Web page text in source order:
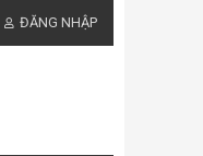
ĐĂNG NHẬP